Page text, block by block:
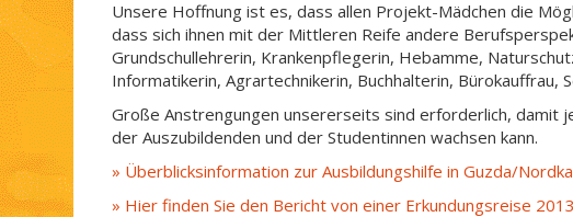
Unsere Hoffnung ist es, dass allen Projekt-Mädchen die
dass sich ihnen mit der Mittleren Reife andere
Grundschullehrerin, Krankenpflegerin, Hebamme,
Informatikerin, Agrartechnikerin, Buchhalterin, Bürokauffrau,
Große Anstrengungen unsererseits sind erforderlich, damit
der Auszubildenden und der Studentinnen wachsen kann.
» Überblicksinformation zur Ausbildungshilfe in Guzda/
» Hier finden Sie den Bericht von einer Erkundungsreise 2013